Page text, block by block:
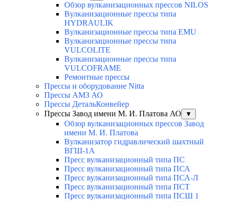
Обзор вулканизационных прессов NILOS
Вулканизационные прессы типа
HYDRAULIK
Вулканизационные прессы типа EMU
Вулканизационные прессы типа
VULCOLITE
Вулканизационные прессы типа
VULCOFRAME
Ремонтные прессы
Прессы и оборудование Nitta
Прессы АМЗ АО
Прессы ДетальКонвейер
Прессы Завод имени М. И. Платова АО
▼
Обзор вулканизационных прессов Завод
имени М. И. Платова
Вулканизатор гидравлический шахтный
ВГШ-1А
Пресс вулканизационный типа ПС
Пресс вулканизационный типа ПСА
Пресс вулканизационный типа ПСА-Л
Пресс вулканизационный типа ПСТ
Пресс вулканизационный типа ПСШ 1